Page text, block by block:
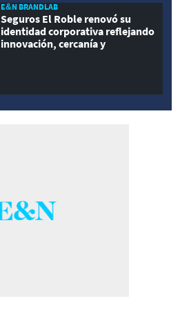
E&N BRANDLAB
Seguros El Roble renovó su
identidad corporativa reflejando
innovación, cercanía y